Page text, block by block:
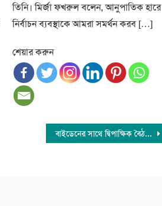
তিনি। মির্জা ফখরুল বলেন, আনুপাতিক হারে
নির্বাচন ব্যবস্থাকে আমরা সমর্থন করব […]
শেয়ার করুন
বাইডেনের সাথে দ্বিপাক্ষিক বৈঠকে বসবেন ড. ইউনূস